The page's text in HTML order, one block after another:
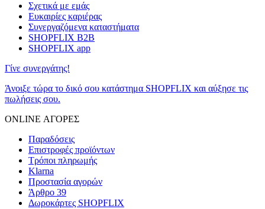
Σχετικά με εμάς
Ευκαιρίες καριέρας
Συνεργαζόμενα καταστήματα
SHOPFLIX B2B
SHOPFLIX app
Γίνε συνεργάτης!
Άνοιξε τώρα το δικό σου κατάστημα SHOPFLIX και αύξησε τις
πωλήσεις σου.
ONLINE ΑΓΟΡΕΣ
Παραδόσεις
Επιστροφές προϊόντων
Τρόποι πληρωμής
Klarna
Προστασία αγορών
Άρθρο 39
Δωροκάρτες SHOPFLIX